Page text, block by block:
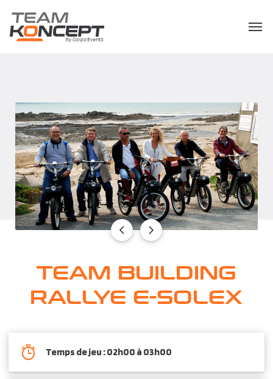
TEAM BUILDING
RALLYE E-SOLEX
Temps de jeu : 02h00 à 03h00